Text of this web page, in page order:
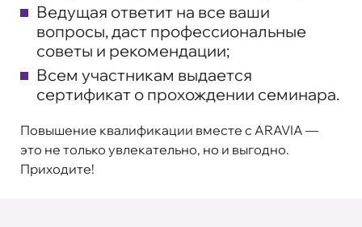
Ведущая ответит на все ваши
вопросы, даст профессиональные
советы и рекомендации;
Всем участникам выдается
сертификат о прохождении семинара.
Повышение квалификации вместе с ARAVIA —
это не только увлекательно, но и выгодно.
Приходите!